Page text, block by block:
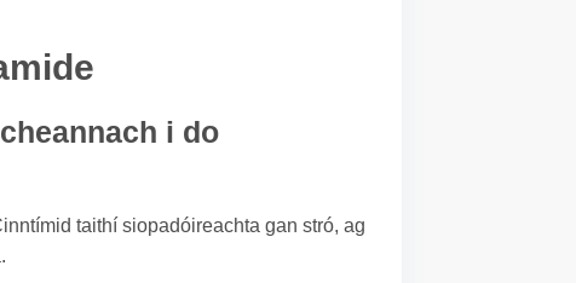
i do
taithí siopadóireachta gan stró, ag